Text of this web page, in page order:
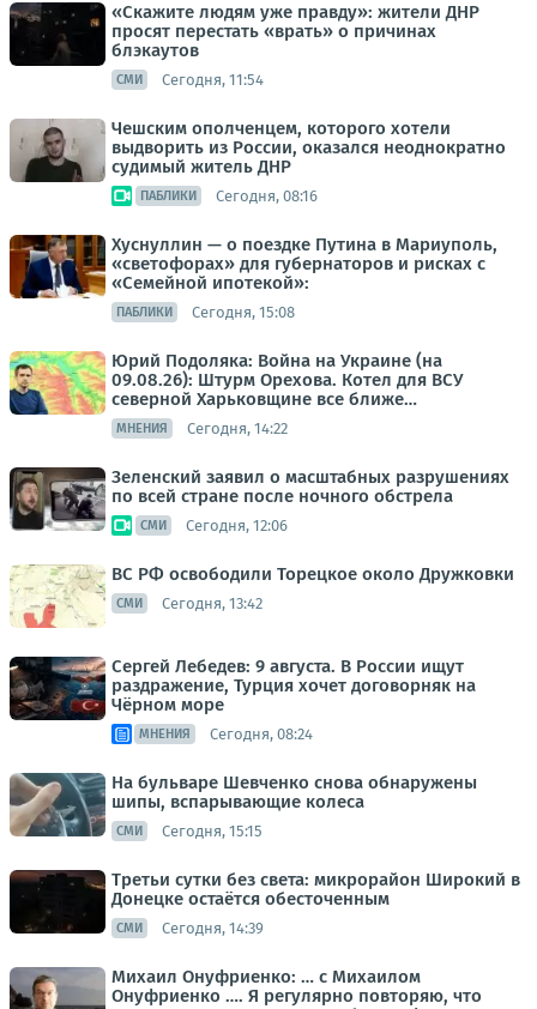
«Скажите людям уже правду»: жители ДНР
просят перестать «врать» о причинах
блэкаутов
СМИ Сегодня, 11:54
Чешским ополченцем, которого хотели
выдворить из России, оказался неоднократно
судимый житель ДНР
ПАБЛИКИ Сегодня, 08:16
Хуснуллин — о поездке Путина в Мариуполь,
«светофорах» для губернаторов и рисках с
«Семейной ипотекой»:
ПАБЛИКИ Сегодня, 15:08
Юрий Подоляка: Война на Украине (на
09.08.26): Штурм Орехова. Котел для ВСУ
северной Харьковщине все ближе…
МНЕНИЯ Сегодня, 14:22
Зеленский заявил о масштабных разрушениях
по всей стране после ночного обстрела
СМИ Сегодня, 12:06
ВС РФ освободили Торецкое около Дружковки
СМИ Сегодня, 13:42
Сергей Лебедев: 9 августа. В России ищут
раздражение, Турция хочет договорняк на
Чёрном море
МНЕНИЯ Сегодня, 08:24
На бульваре Шевченко снова обнаружены
шипы, вспарывающие колеса
СМИ Сегодня, 15:15
Третьи сутки без света: микрорайон Широкий в
Донецке остаётся обесточенным
СМИ Сегодня, 14:39
Михаил Онуфриенко: … с Михаилом
Онуфриенко …. Я регулярно повторяю, что